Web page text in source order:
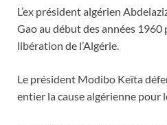
L’ex président algérien
Gao au début des années 1960
libération de l’Algérie.
Le président Modibo Keïta
entier la cause algérienne pour